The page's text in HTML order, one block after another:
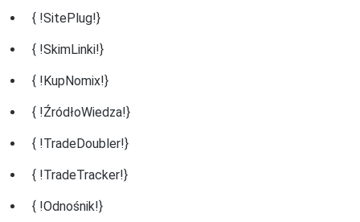
{ !SitePlug!}
{ !SkimLinki!}
{ !KupNomix!}
{ !ŹródłoWiedza!}
{ !TradeDoubler!}
{ !TradeTracker!}
{ !Odnośnik!}